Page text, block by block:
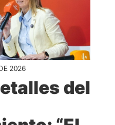
2026
del